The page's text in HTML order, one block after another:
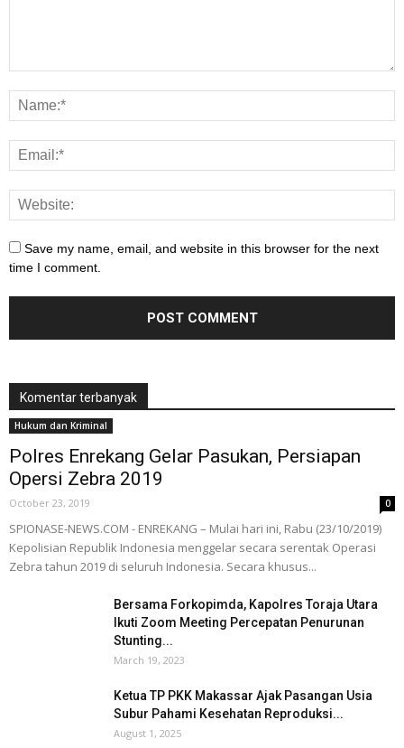
Save my name, email, and website in this browser for the next
time I comment.
Komentar terbanyak
Hukum dan Kriminal
Polres Enrekang Gelar Pasukan, Persiapan
Opersi Zebra 2019
October 23, 2019 0
SPIONASE-NEWS.COM - ENREKANG – Mulai hari ini, Rabu (23/10/2019)
Kepolisian Republik Indonesia menggelar secara serentak Operasi
Zebra tahun 2019 di seluruh Indonesia. Secara khusus...
Bersama Forkopimda, Kapolres Toraja Utara
Ikuti Zoom Meeting Percepatan Penurunan
Stunting...
March 19, 2023
Ketua TP PKK Makassar Ajak Pasangan Usia
Subur Pahami Kesehatan Reproduksi...
August 1, 2025